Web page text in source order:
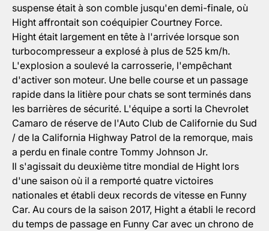
suspense était à son comble jusqu'en demi-finale, où
Hight affrontait son coéquipier Courtney Force.
Hight était largement en tête à l'arrivée lorsque son
turbocompresseur a explosé à plus de 525 km/h.
L'explosion a soulevé la carrosserie, l'empêchant
d'activer son moteur. Une belle course et un passage
rapide dans la litière pour chats se sont terminés dans
les barrières de sécurité. L'équipe a sorti la Chevrolet
Camaro de réserve de l'Auto Club de Californie du Sud
/ de la California Highway Patrol de la remorque, mais
a perdu en finale contre Tommy Johnson Jr.
Il s'agissait du deuxième titre mondial de Hight lors
d'une saison où il a remporté quatre victoires
nationales et établi deux records de vitesse en Funny
Car. Au cours de la saison 2017, Hight a établi le record
du temps de passage en Funny Car avec un chrono de